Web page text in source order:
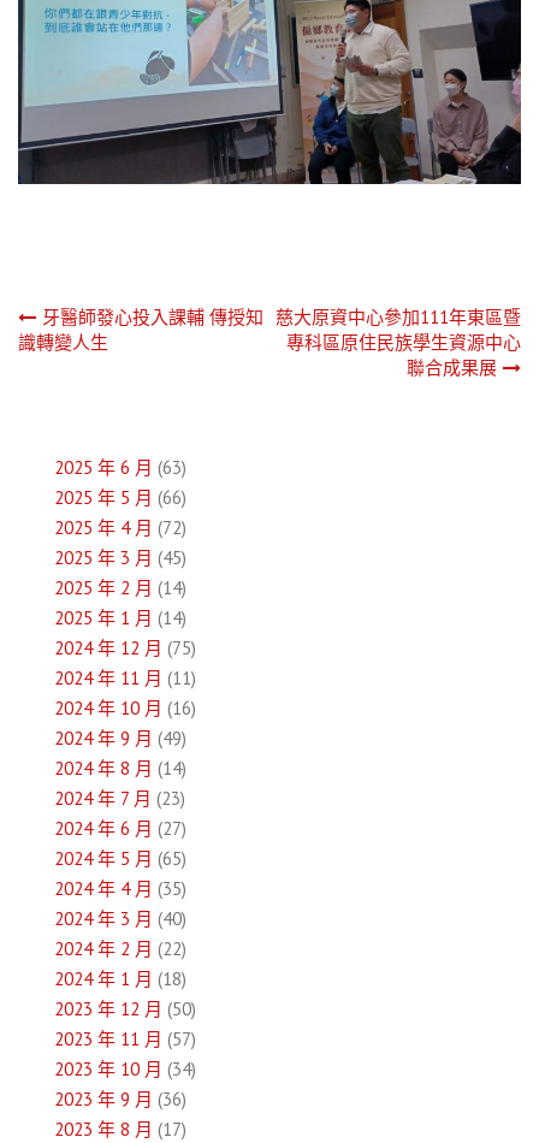
文
覽
牙醫師發心投入課輔 傳授知
識轉變人生
慈大原資中心參加111年東區暨
專科區原住民族學生資源中心
聯合成果展
2025 年 6 月 (63)
2025 年 5 月 (66)
2025 年 4 月 (72)
2025 年 3 月 (45)
2025 年 2 月 (14)
2025 年 1 月 (14)
2024 年 12 月 (75)
2024 年 11 月 (11)
2024 年 10 月 (16)
2024 年 9 月 (49)
2024 年 8 月 (14)
2024 年 7 月 (23)
2024 年 6 月 (27)
2024 年 5 月 (65)
2024 年 4 月 (35)
2024 年 3 月 (40)
2024 年 2 月 (22)
2024 年 1 月 (18)
2023 年 12 月 (50)
2023 年 11 月 (57)
2023 年 10 月 (34)
2023 年 9 月 (36)
2023 年 8 月 (17)